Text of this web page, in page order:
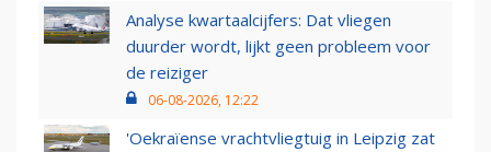
Analyse kwartaalcijfers: Dat vliegen
duurder wordt, lijkt geen probleem voor
de reiziger
06-08-2026, 12:22
'Oekraïense vrachtvliegtuig in Leipzig zat